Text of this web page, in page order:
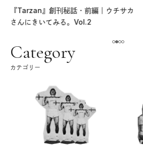
『Tarzan』創刊秘話・前編｜ウチサカ
さんにきいてみる。Vol.2
Category
カテゴリー